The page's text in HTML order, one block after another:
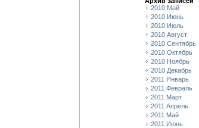
2010 Май
2010 Июнь
2010 Июль
2010 Август
2010 Сентябрь
2010 Октябрь
2010 Ноябрь
2010 Декабрь
2011 Январь
2011 Февраль
2011 Март
2011 Апрель
2011 Май
2011 Июнь